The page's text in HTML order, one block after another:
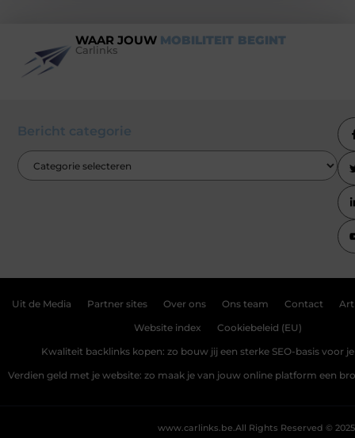
WAAR JOUW MOBILITEIT BEGINT
Carlinks
Bericht categorie
Uit de Media Partner sites Over ons Ons team Contact
Website index Cookiebeleid (EU)
Kwaliteit backlinks kopen: zo bouw jij een sterke SEO-basis voor
Verdien geld met je website: zo maak je van jouw online platform een
All Rights Reserved © 2025
www.carlinks.be.